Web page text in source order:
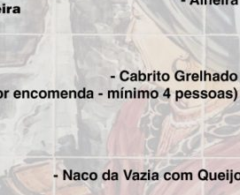
à Demandada a
Performance
de Janeiro de 2021 até à
dos munícipes de
Sistema respeita, deduzidos
assim apurado acrescerão